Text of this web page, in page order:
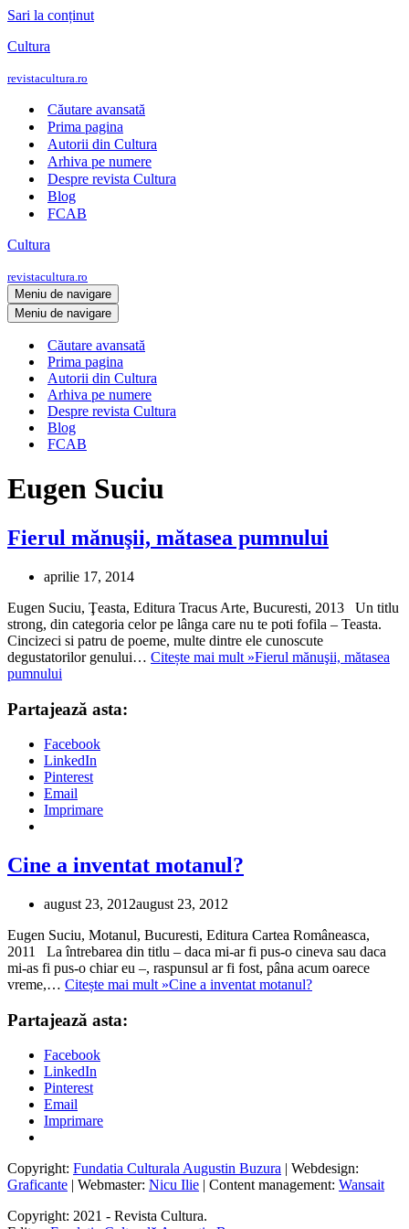
Sari la conținut
Cultura
revistacultura.ro
Căutare avansată
Prima pagina
Autorii din Cultura
Arhiva pe numere
Despre revista Cultura
Blog
FCAB
Cultura
revistacultura.ro
Meniu de navigare
Meniu de navigare
Căutare avansată
Prima pagina
Autorii din Cultura
Arhiva pe numere
Despre revista Cultura
Blog
FCAB
Eugen Suciu
Fierul mănuşii, mătasea pumnului
aprilie 17, 2014
Eugen Suciu, Ţeasta, Editura Tracus Arte, Bucuresti, 2013 Un titlu
strong, din categoria celor pe lânga care nu te poti fofila – Teasta.
Cincizeci si patru de poeme, multe dintre ele cunoscute
degustatorilor genului… Citește mai mult »Fierul mănuşii, mătasea
pumnului
Partajează asta:
Facebook
LinkedIn
Pinterest
Email
Imprimare
Cine a inventat motanul?
august 23, 2012august 23, 2012
Eugen Suciu, Motanul, Bucuresti, Editura Cartea Româneasca,
2011 La întrebarea din titlu – daca mi-ar fi pus-o cineva sau daca
mi-as fi pus-o chiar eu –, raspunsul ar fi fost, pâna acum oarece
vreme,… Citește mai mult »Cine a inventat motanul?
Partajează asta:
Facebook
LinkedIn
Pinterest
Email
Imprimare
Copyright: Fundatia Culturala Augustin Buzura | Webdesign:
Graficante | Webmaster: Nicu Ilie | Content management: Wansait
Copyright: 2021 - Revista Cultura.